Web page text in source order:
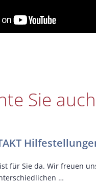
Sie
ist für Sie da. Wir freuen
…